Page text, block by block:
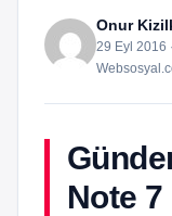
Onur
29 Eyl 2016
Note 7